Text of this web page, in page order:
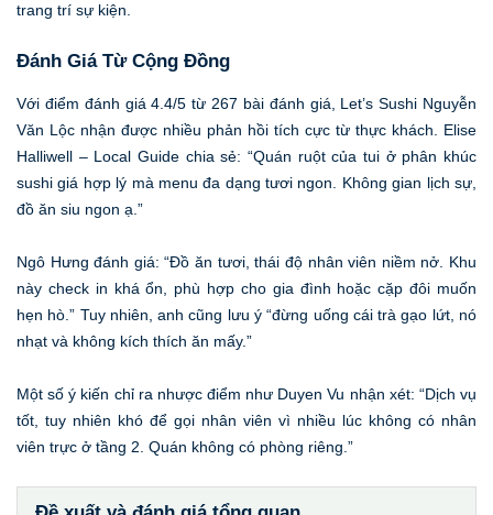
trang trí sự kiện.
Đánh Giá Từ Cộng Đồng
Với điểm đánh giá 4.4/5 từ 267 bài đánh giá, Let’s Sushi Nguyễn
Văn Lộc nhận được nhiều phản hồi tích cực từ thực khách. Elise
Halliwell – Local Guide chia sẻ: “Quán ruột của tui ở phân khúc
sushi giá hợp lý mà menu đa dạng tươi ngon. Không gian lịch sự,
đồ ăn siu ngon ạ.”
Ngô Hưng đánh giá: “Đồ ăn tươi, thái độ nhân viên niềm nở. Khu
này check in khá ổn, phù hợp cho gia đình hoặc cặp đôi muốn
hẹn hò.” Tuy nhiên, anh cũng lưu ý “đừng uống cái trà gạo lứt, nó
nhạt và không kích thích ăn mấy.”
Một số ý kiến chỉ ra nhược điểm như Duyen Vu nhận xét: “Dịch vụ
tốt, tuy nhiên khó để gọi nhân viên vì nhiều lúc không có nhân
viên trực ở tầng 2. Quán không có phòng riêng.”